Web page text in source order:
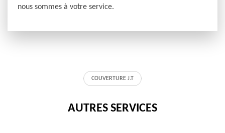
nous sommes à votre service.
COUVERTURE J.T
AUTRES SERVICES